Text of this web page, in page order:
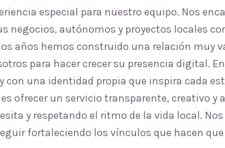
especial para nuestro equipo. Nos
negocios, autónomos y proyectos locales
años hemos construido una relación muy
para hacer crecer su presencia digital.
una identidad propia que inspira cada
ofrecer un servicio transparente, creativo y
y respetando el ritmo de la vida local.
fortaleciendo los vínculos que hacen